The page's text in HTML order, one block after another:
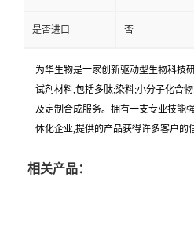
是否进口 否
为华生物是一家创新驱动型生物科技
试剂材料,包括多肽;染料;小分子化合
及定制合成服务。拥有一支专业技能
体化企业,提供的产品获得许多客户的
相关产品：